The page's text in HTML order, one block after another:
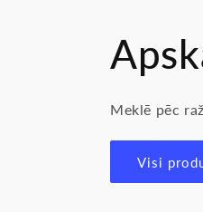
Meklē pēc
Visi